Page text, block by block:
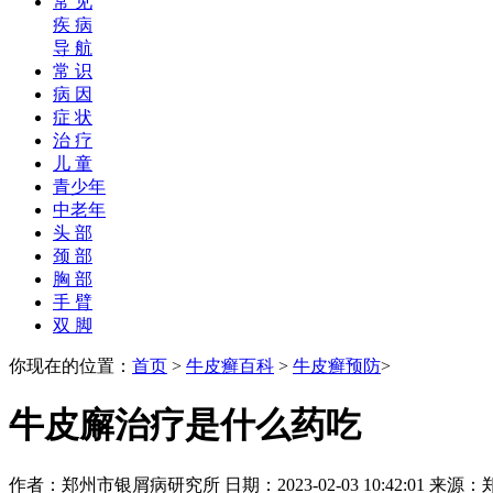
疾 病
导 航
常 识
病 因
症 状
治 疗
儿 童
青少年
中老年
头 部
颈 部
胸 部
手 臂
双 脚
你现在的位置： 首页 > 牛皮癣百科 > 牛皮癣预防>
牛皮廨治疗是什么药吃
作者：郑州市银屑病研究所 日期：2023-02-03 10:42:01 来源：